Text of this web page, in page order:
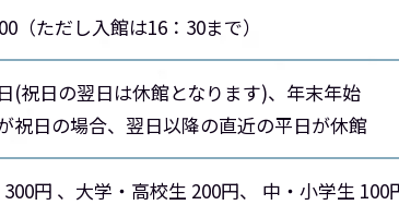
（ただし入館は16：30まで）
(祝日の翌日は休館となります)、年末年始
祝日の場合、翌日以降の直近の平日が休館
円 、大学・高校生 200円、 中・小学生 100